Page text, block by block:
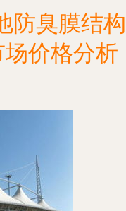
防臭膜结构
价格分析